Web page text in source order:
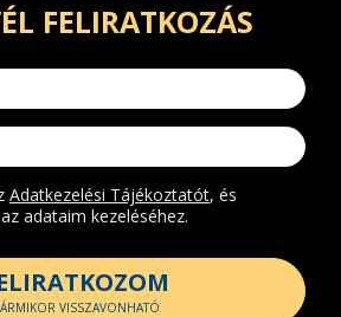
FELIRATKOZÁS
Adatkezelési Tájékoztatót, és
adataim kezeléséhez.
VISSZAVONHATÓ